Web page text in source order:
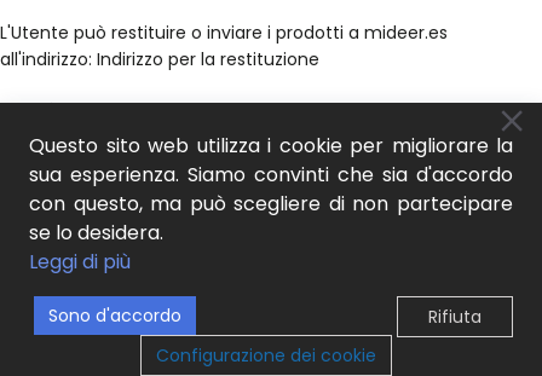
L'Utente può restituire o inviare i prodotti a mideer.es
all'indirizzo: Indirizzo per la restituzione
Lo farà senza indebito ritardo e in ogni caso non oltre 14 giorni di
calendario dalla data in cui mideer.es è stata informata della
decisione di recesso.
L'Utente riconosce di essere consapevole di dover sostenere le
spese dirette di restituzione (trasporto, consegna) dei beni,
qualora dovessero essere sostenute. Inoltre, sarà responsabile
di qualsiasi diminuzione del valore dei prodotti derivante da una
manipolazione diversa da quella necessaria per stabilire la
natura, le caratteristiche e il funzionamento dei beni.
Questo sito web utilizza i cookie per migliorare la
sua esperienza. Siamo convinti che sia d'accordo
con questo, ma può scegliere di non partecipare
se lo desidera.
Leggi di più
Sono d'accordo
Rifiuta
Configurazione dei cookie
0
Il mio account